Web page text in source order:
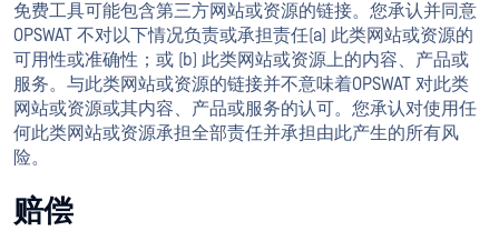
免费工具可能包含第三方网站或资源的链接。您承认并同意
OPSWAT 不对以下情况负责或承担责任(a) 此类网站或资源的
可用性或准确性；或 (b) 此类网站或资源上的内容、产品或
服务。与此类网站或资源的链接并不意味着OPSWAT 对此类
网站或资源或其内容、产品或服务的认可。您承认对使用任
何此类网站或资源承担全部责任并承担由此产生的所有风
险。
赔偿